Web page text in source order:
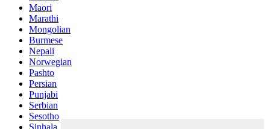
Maori
Marathi
Mongolian
Burmese
Nepali
Norwegian
Pashto
Persian
Punjabi
Serbian
Sesotho